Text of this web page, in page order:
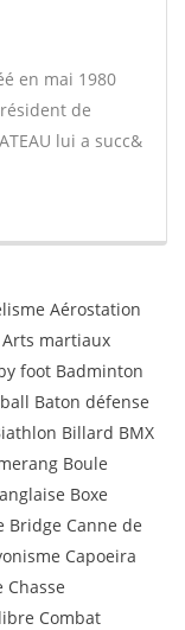
en mai 1980
de
lui a succ&
Aérostation
martiaux
foot Badminton
Baton défense
Billard BMX
Boule
Boxe
Bridge Canne de
Capoeira
Chasse
Combat